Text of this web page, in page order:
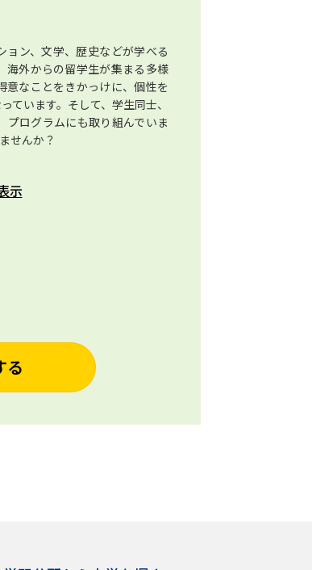
ョン、文学、歴史などが学べる
海外からの留学生が集まる多様
意なことをきかっけに、個性を
います。そして、学生同士、
ログラムにも取り組んでいま
せんか？
示
る